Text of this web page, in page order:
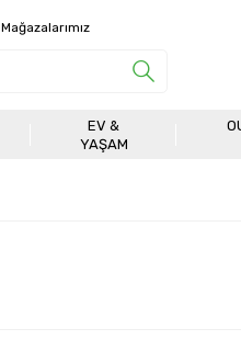
Mağazalarımız
EV &
YAŞAM